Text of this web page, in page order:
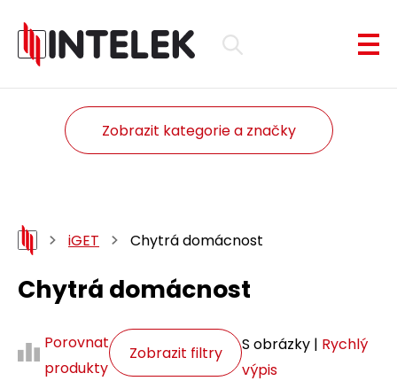
Zobrazit kategorie a značky
iGET Chytrá domácnost
Chytrá domácnost
Porovnat
produkty
Zobrazit filtry S obrázky | Rychlý
výpis